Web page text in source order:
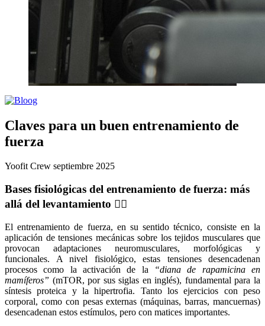
Claves para un buen entrenamiento de
fuerza
Yoofit Crew septiembre 2025
Bases fisiológicas del entrenamiento de fuerza: más
allá del levantamiento 🏋️‍♂️
El entrenamiento de fuerza, en su sentido técnico, consiste en la
aplicación de tensiones mecánicas sobre los tejidos musculares que
provocan adaptaciones neuromusculares, morfológicas y
funcionales. A nivel fisiológico, estas tensiones desencadenan
procesos como la activación de la
“diana de rapamicina en
mamíferos” (mTOR, por sus siglas en inglés), fundamental para la
síntesis proteica y la hipertrofia. Tanto los ejercicios con peso
corporal, como con pesas externas (máquinas, barras, mancuernas)
desencadenan estos estímulos, pero con matices importantes.